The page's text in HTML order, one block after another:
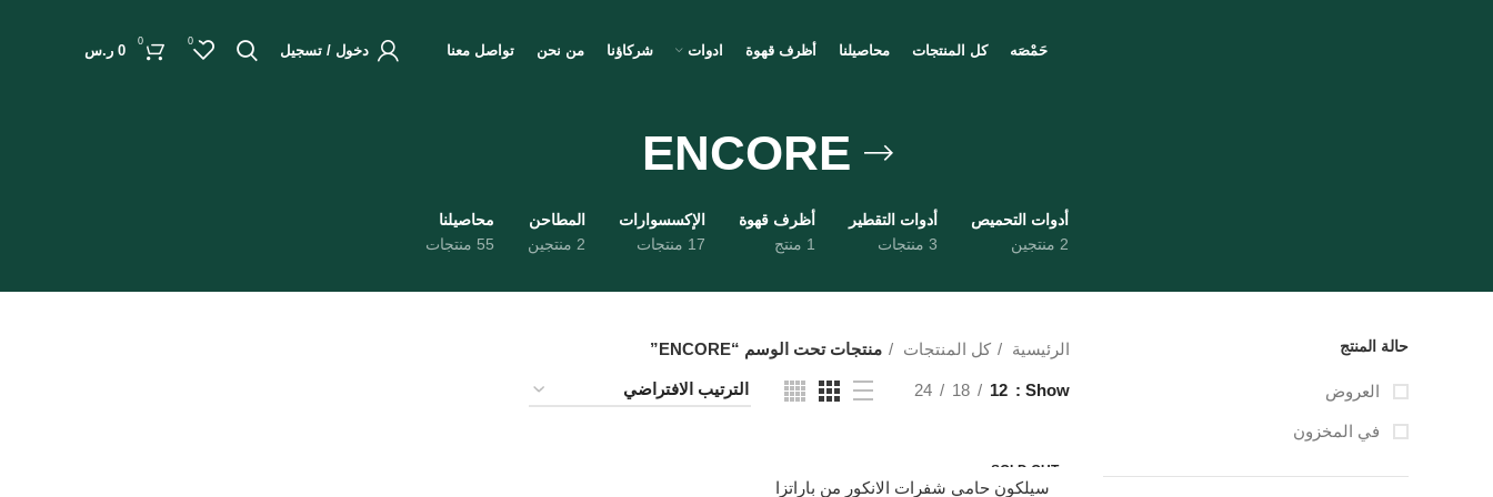
حَمْصَه كل المنتجات محاصيلنا أظرف قهوة ادوات شركاؤنا من نحن تواصل معنا دخول / تسجيل
0
0
0 ر.س
ENCORE
أدوات التحميص
2 منتجين
أدوات التقطير
3 منتجات
أظرف قهوة
1 منتج
الإكسسوارات
17 منتجات
المطاحن
2 منتجين
محاصيلنا
55 منتجات
حالة المنتج
العروض
في المخزون
الرئيسية كل المنتجات منتجات تحت الوسم “ENCORE”
Show
12
18
24
SOLD OUT
سيلكون حامي شفرات الانكور من باراتزا